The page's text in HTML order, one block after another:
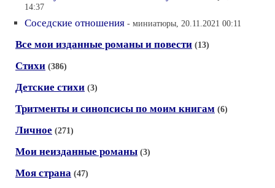
14:37
Соседские отношения - миниатюры, 20.11.2021 00:11
Все мои изданные романы и повести (13)
Стихи (386)
Детские стихи (3)
Тритменты и синопсисы по моим книгам (6)
Личное (271)
Мои неизданные романы (3)
Моя страна (47)